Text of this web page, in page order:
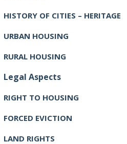
HISTORY OF CITIES – HERITAGE
URBAN HOUSING
RURAL HOUSING
Legal Aspects
RIGHT TO HOUSING
FORCED EVICTION
LAND RIGHTS